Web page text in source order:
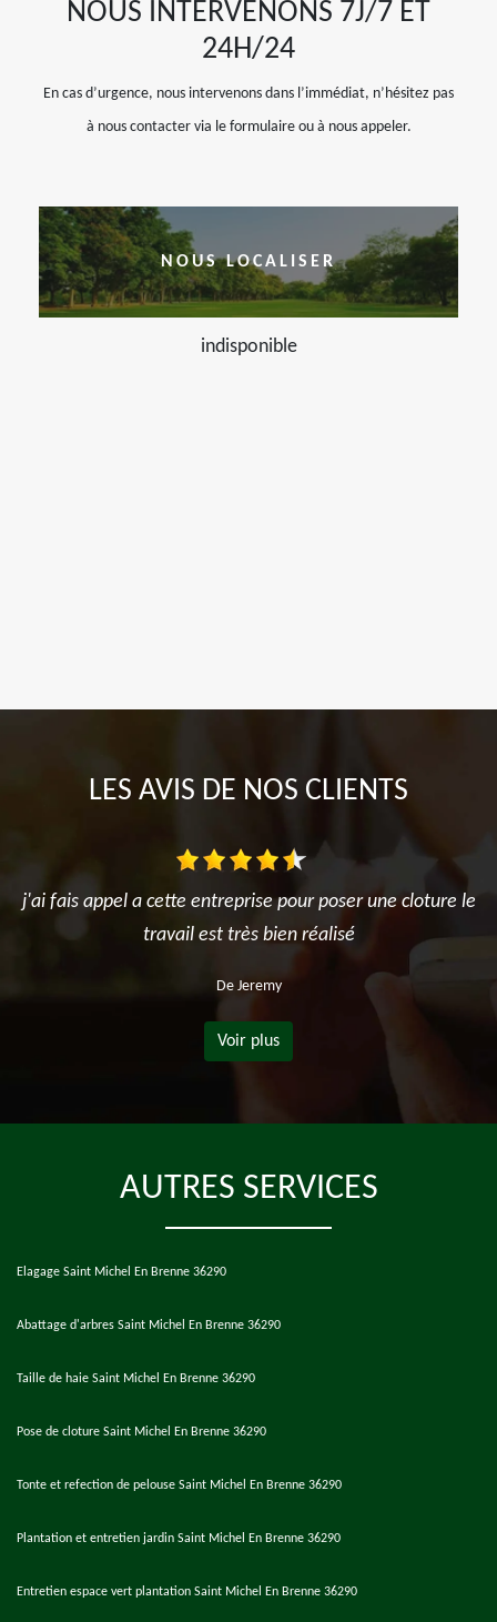
NOUS INTERVENONS 7J/7 ET
24H/24
En cas d’urgence, nous intervenons dans l’immédiat, n’hésitez pas
à nous contacter via le formulaire ou à nous appeler.
NOUS LOCALISER
indisponible
LES AVIS DE NOS CLIENTS
j'ai fais appel a cette entreprise pour poser une cloture le
travail est très bien réalisé
De Jeremy
Voir plus
AUTRES SERVICES
Elagage Saint Michel En Brenne 36290
Abattage d'arbres Saint Michel En Brenne 36290
Taille de haie Saint Michel En Brenne 36290
Pose de cloture Saint Michel En Brenne 36290
Tonte et refection de pelouse Saint Michel En Brenne 36290
Plantation et entretien jardin Saint Michel En Brenne 36290
Entretien espace vert plantation Saint Michel En Brenne 36290